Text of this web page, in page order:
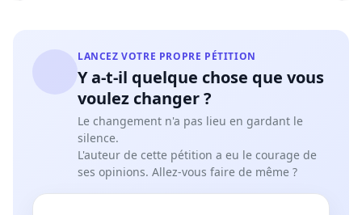
LANCEZ VOTRE PROPRE PÉTITION
Y a-t-il quelque chose que vous
voulez changer ?
Le changement n'a pas lieu en gardant le
silence.
L'auteur de cette pétition a eu le courage de
ses opinions. Allez-vous faire de même ?